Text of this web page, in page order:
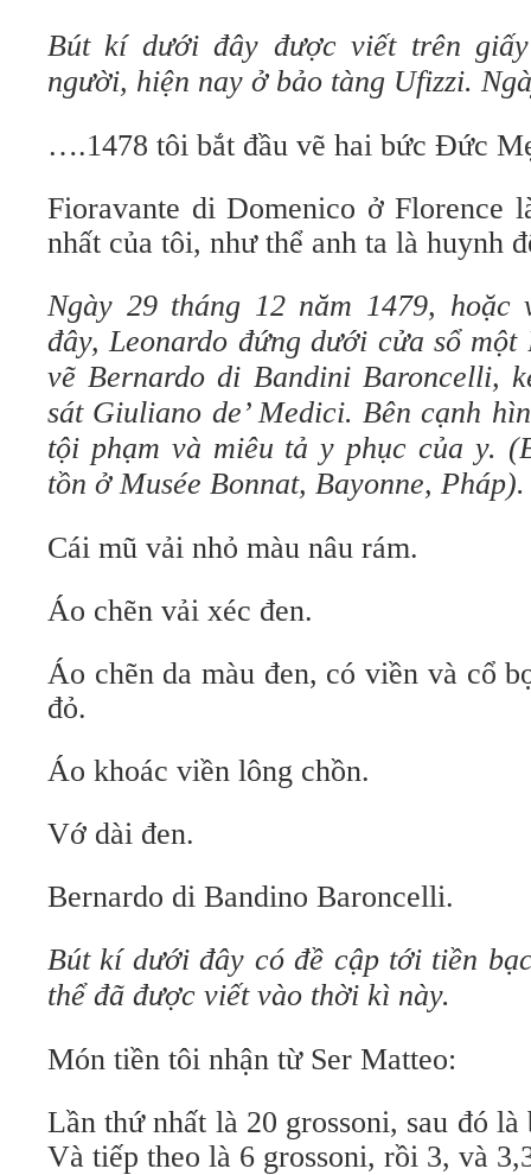
Bút kí dưới đây được viết trên
người, hiện nay ở bảo tàng Ufizzi.
….1478 tôi bắt đầu vẽ hai bức Đức
Fioravante di Domenico ở Florence
nhất của tôi, như thể anh ta là huynh
Ngày 29 tháng 12 năm 1479, hoặc
đây, Leonardo đứng dưới cửa sổ
vẽ Bernardo di Bandini Baroncelli,
sát Giuliano de’ Medici. Bên cạnh
tội phạm và miêu tả y phục của y.
tồn ở Musée Bonnat, Bayonne,
Cái mũ vải nhỏ màu nâu rám.
Áo chẽn vải xéc đen.
Áo chẽn da màu đen, có viền và cổ
đỏ.
Áo khoác viền lông chồn.
Vớ dài đen.
Bernardo di Bandino Baroncelli.
Bút kí dưới đây có đề cập tới tiền
thể đã được viết vào thời kì này.
Món tiền tôi nhận từ Ser Matteo:
Lần thứ nhất là 20 grossoni, sau đó
Và tiếp theo là 6 grossoni, rồi 3, và